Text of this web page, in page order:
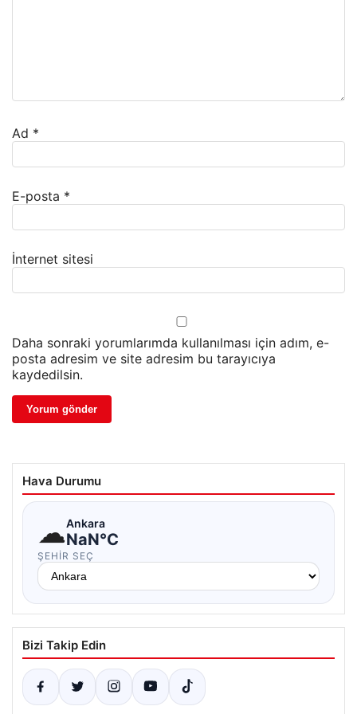
Ad *
E-posta *
İnternet sitesi
Daha sonraki yorumlarımda kullanılması için adım, e-
posta adresim ve site adresim bu tarayıcıya
kaydedilsin.
Hava Durumu
☁Ankara
NaN°C
ŞEHIR SEÇ
Bizi Takip Edin